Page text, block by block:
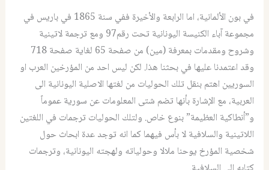
في بون الألمانية، اما الرابعة والأخيرة ففي سنة 1865 في باريس في
مجموعة آباء الكنيسة اليونانية تحت رقم97 ومع ترجمة لاتينية
وشروح ومقدمات بمعرفة (مين) من صفحة 65 لغاية صفحة 718
وقد اعتمدنا عليها في بحثنا هذا. لكن ليس احد من المؤرخين العرب او
السوريين اهتم بنقل تلك الحوليات من لغتها الاصلية اليونانية الى
العربية، مع الإشارة بأنها تضم شتى المعلومات عن سورية عموماً
و”أنطاكية العظيمة” بنوع خاص. ولتلك الحوليات ترجمات في اللغتين
اللاتينية والسلافية لا بأس فيهما كما انه توجد عدة ابحاث حول
شخصية المؤرخ يوحنا ملالا وحولياته ولهجته اليونانية، وترجمات